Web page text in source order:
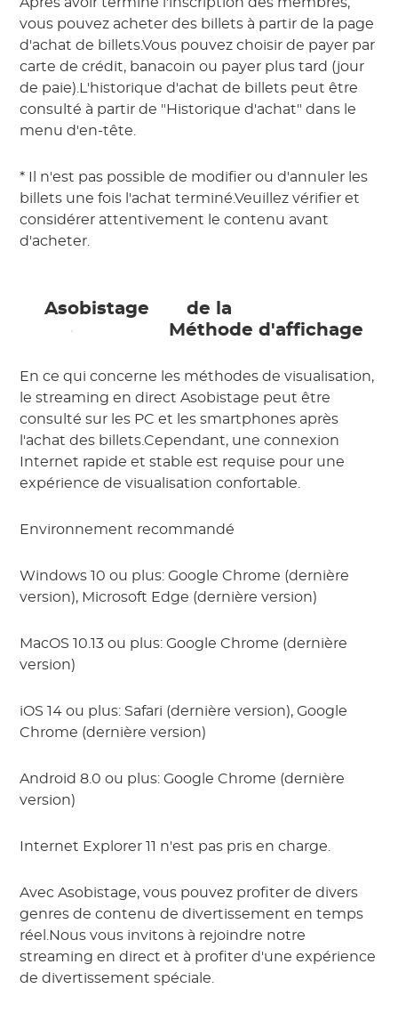
Après avoir terminé l'inscription des membres,
vous pouvez acheter des billets à partir de la page
d'achat de billets.Vous pouvez choisir de payer par
carte de crédit, banacoin ou payer plus tard (jour
de paie).L'historique d'achat de billets peut être
consulté à partir de "Historique d'achat" dans le
menu d'en-tête.
* Il n'est pas possible de modifier ou d'annuler les
billets une fois l'achat terminé.Veuillez vérifier et
considérer attentivement le contenu avant
d'acheter.
Asobistage
de la
En ce qui concerne les méthodes de visualisation,
le streaming en direct Asobistage peut être
consulté sur les PC et les smartphones après
l'achat des billets.Cependant, une connexion
Internet rapide et stable est requise pour une
expérience de visualisation confortable.
Environnement recommandé
Windows 10 ou plus: Google Chrome (dernière
version), Microsoft Edge (dernière version)
MacOS 10.13 ou plus: Google Chrome (dernière
version)
iOS 14 ou plus: Safari (dernière version), Google
Chrome (dernière version)
Android 8.0 ou plus: Google Chrome (dernière
version)
Internet Explorer 11 n'est pas pris en charge.
Avec Asobistage, vous pouvez profiter de divers
genres de contenu de divertissement en temps
réel.Nous vous invitons à rejoindre notre
streaming en direct et à profiter d'une expérience
de divertissement spéciale.